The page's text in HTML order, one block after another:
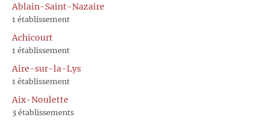
Ablain-Saint-Nazaire
1 établissement
Achicourt
1 établissement
Aire-sur-la-Lys
1 établissement
Aix-Noulette
3 établissements